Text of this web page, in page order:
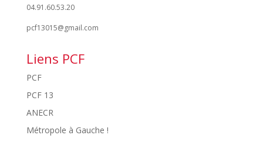
04.91.60.53.20
pcf13015@gmail.com
Liens PCF
PCF
PCF 13
ANECR
Métropole à Gauche !